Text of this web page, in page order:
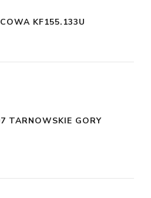
KF155.133U
TARNOWSKIE GORY